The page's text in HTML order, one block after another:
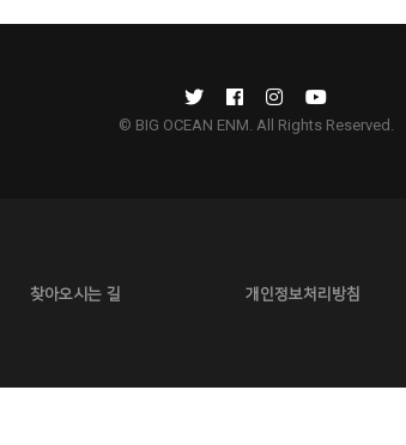
© BIG OCEAN ENM. All Rights Reserved.
찾아오시는 길 개인정보처리방침